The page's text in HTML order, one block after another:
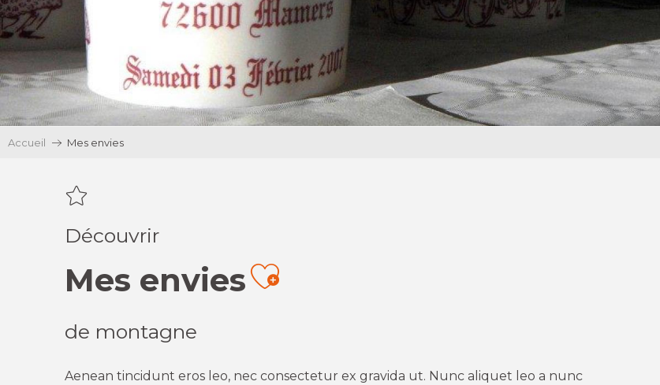
Accueil Mes envies
Découvrir
Mes enviesAjouter aux favoris
de montagne
Aenean tincidunt eros leo, nec consectetur ex gravida ut. Nunc aliquet leo a nunc